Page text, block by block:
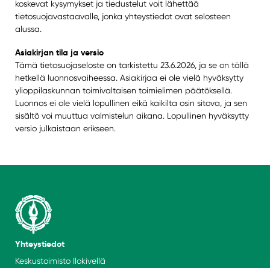
koskevat kysymykset ja tiedustelut voit lähettää
tietosuojavastaavalle, jonka yhteystiedot ovat selosteen
alussa.
Asiakirjan tila ja versio
Tämä tietosuojaseloste on tarkistettu 23.6.2026, ja se on tällä
hetkellä luonnosvaiheessa. Asiakirjaa ei ole vielä hyväksytty
ylioppilaskunnan toimivaltaisen toimielimen päätöksellä.
Luonnos ei ole vielä lopullinen eikä kaikilta osin sitova, ja sen
sisältö voi muuttua valmistelun aikana. Lopullinen hyväksytty
versio julkaistaan erikseen.
Yhteystiedot
Keskustoimisto Ilokivellä